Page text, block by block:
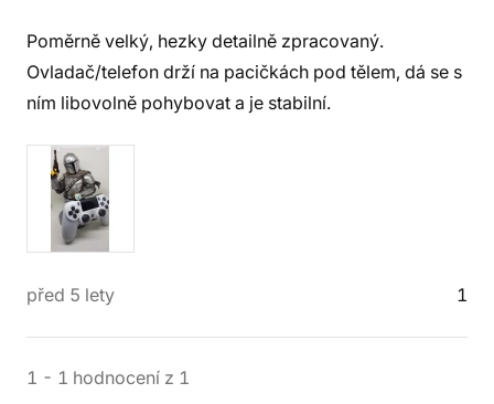
Poměrně velký, hezky detailně zpracovaný.
Ovladač/telefon drží na pacičkách pod tělem, dá se s
ním libovolně pohybovat a je stabilní.
před 5 lety 1
1 - 1 hodnocení z 1